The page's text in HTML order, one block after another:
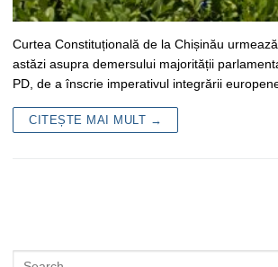
Curtea Constituțională de la Chișinău
astăzi asupra demersului majorității
PD, de a înscrie imperativul integrării
CITEȘTE MAI MULT →
Caută